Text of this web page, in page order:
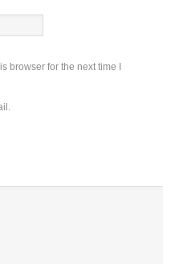
browser for the next time I